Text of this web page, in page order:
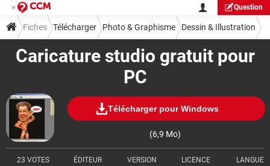
Question
Caricature studio gratuit pour
PC
Télécharger pour Windows
(6,9 Mo)
23 VOTES ÉDITEUR VERSION LICENCE LANGUE
Fiches Télécharger Photo & Graphisme Dessin & Illustration